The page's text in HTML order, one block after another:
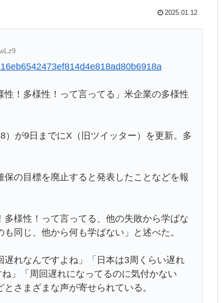
2025.01.12
！多様性！って言ってる」米企業の多様性
が9日までにX（旧ツイッター）を更新。多
の目標を廃止すると発表したことなどを報
様性！って言ってる、他の失敗から学ばな
同じ、他から何も学ばない」と述べた。
れなんですよね」「日本は3周くらい遅れ
」「周回遅れになってるのに気付かない
さまざまな声が寄せられている。